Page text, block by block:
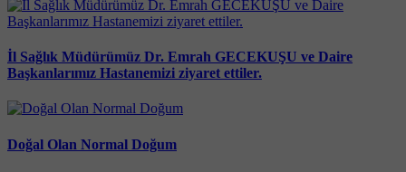
İl Sağlık Müdürümüz Dr. Emrah GECEKUŞU ve Daire
Başkanlarımız Hastanemizi ziyaret ettiler.
Doğal Olan Normal Doğum